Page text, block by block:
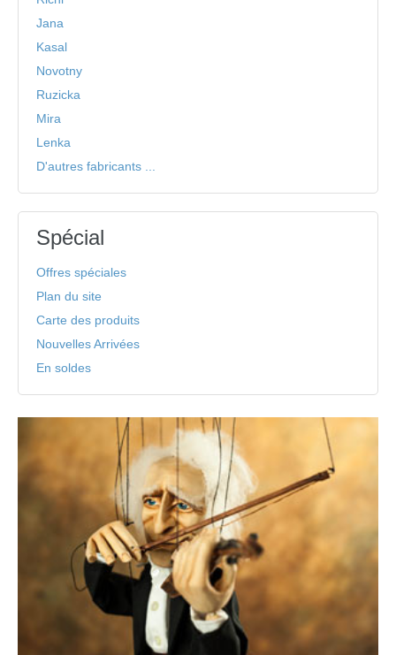
Jana
Kasal
Novotny
Ruzicka
Mira
Lenka
D'autres fabricants ...
Spécial
Offres spéciales
Plan du site
Carte des produits
Nouvelles Arrivées
En soldes